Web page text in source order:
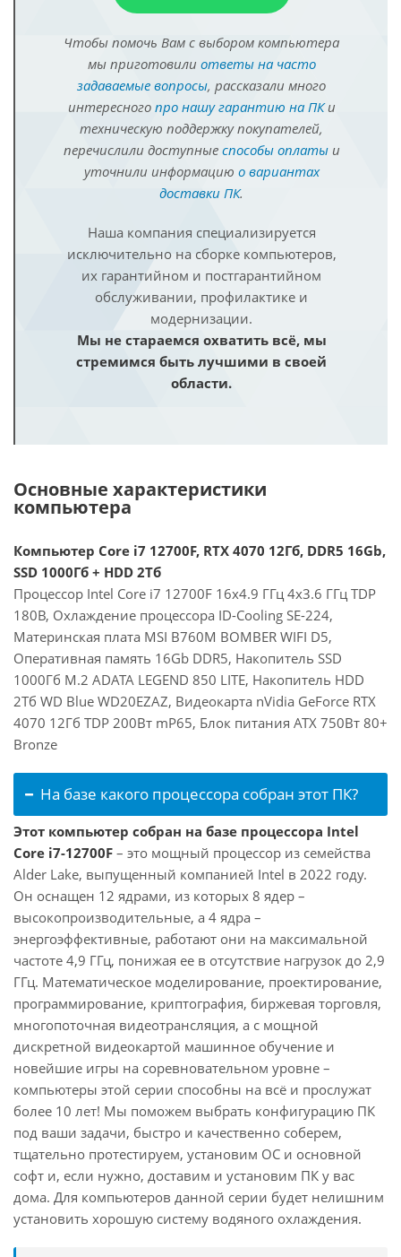
Чтобы помочь Вам с выбором компьютера
мы приготовили ответы на часто
задаваемые вопросы, рассказали много
интересного про нашу гарантию на ПКи
техническую поддержку покупателей,
перечислили доступные способы оплатыи
уточнили информацию о вариантах
доставки ПК.
Наша компания специализируется
исключительно на сборке компьютеров,
их гарантийном и постгарантийном
обслуживании, профилактике и
модернизации.
Мы не стараемся охватить всё, мы
стремимся быть лучшими в своей
области.
Основные характеристики
компьютера
Компьютер Core i7 12700F, RTX 4070 12Гб, DDR5 16Gb,
SSD 1000Гб + HDD 2Тб
Процессор Intel Core i7 12700F 16x4.9 ГГц 4x3.6 ГГц TDP
180В, Охлаждение процессора ID-Cooling SE-224,
Материнская плата MSI B760M BOMBER WIFI D5,
Оперативная память 16Gb DDR5, Накопитель SSD
1000Гб M.2 ADATA LEGEND 850 LITE, Накопитель HDD
2Тб WD Blue WD20EZAZ, Видеокарта nVidia GeForce RTX
4070 12Гб TDP 200Вт mP65, Блок питания ATX 750Вт 80+
Bronze
На базе какого процессора собран этот ПК?
Этот компьютер собран на базе процессора Intel
Core i7-12700F – это мощный процессор из семейства
Alder Lake, выпущенный компанией Intel в 2022 году.
Он оснащен 12 ядрами, из которых 8 ядер –
высокопроизводительные, а 4 ядра –
энергоэффективные, работают они на максимальной
частоте 4,9 ГГц, понижая ее в отсутствие нагрузок до 2,9
ГГц. Математическое моделирование, проектирование,
программирование, криптография, биржевая торговля,
многопоточная видеотрансляция, а с мощной
дискретной видеокартой машинное обучение и
новейшие игры на соревновательном уровне –
компьютеры этой серии способны на всё и прослужат
более 10 лет! Мы поможем выбрать конфигурацию ПК
под ваши задачи, быстро и качественно соберем,
тщательно протестируем, установим ОС и основной
софт и, если нужно, доставим и установим ПК у вас
дома. Для компьютеров данной серии будет нелишним
установить хорошую систему водяного охлаждения.